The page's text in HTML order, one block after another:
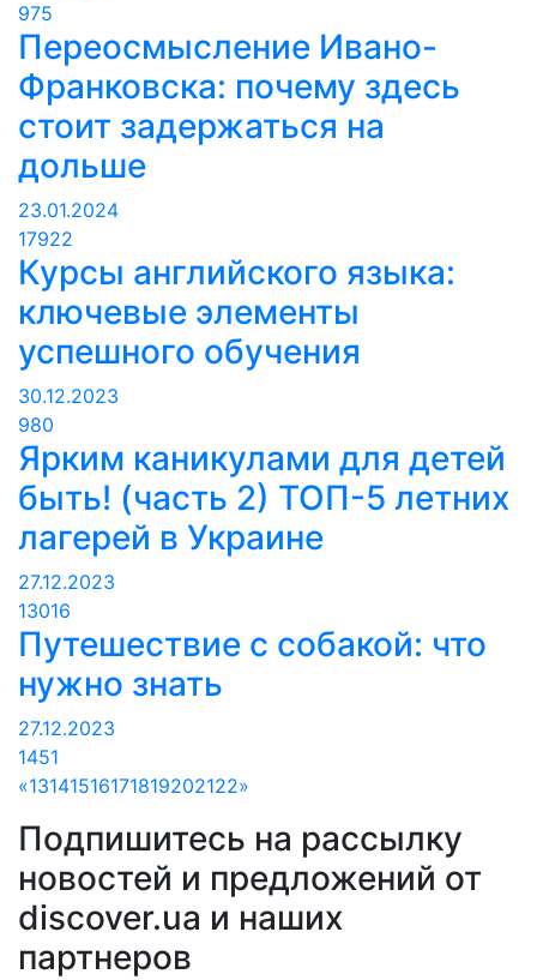
975
Переосмысление Ивано-
Франковска: почему здесь
стоит задержаться на
дольше
23.01.2024
17922
Курсы английского языка:
ключевые элементы
успешного обучения
30.12.2023
980
Ярким каникулами для детей
быть! (часть 2) ТОП-5 летних
лагерей в Украине
27.12.2023
13016
Путешествие с собакой: что
нужно знать
27.12.2023
1451
«13141516171819202122»
Подпишитесь на рассылку
новостей и предложений от
discover.ua и наших
партнеров